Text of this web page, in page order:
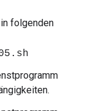
in folgenden